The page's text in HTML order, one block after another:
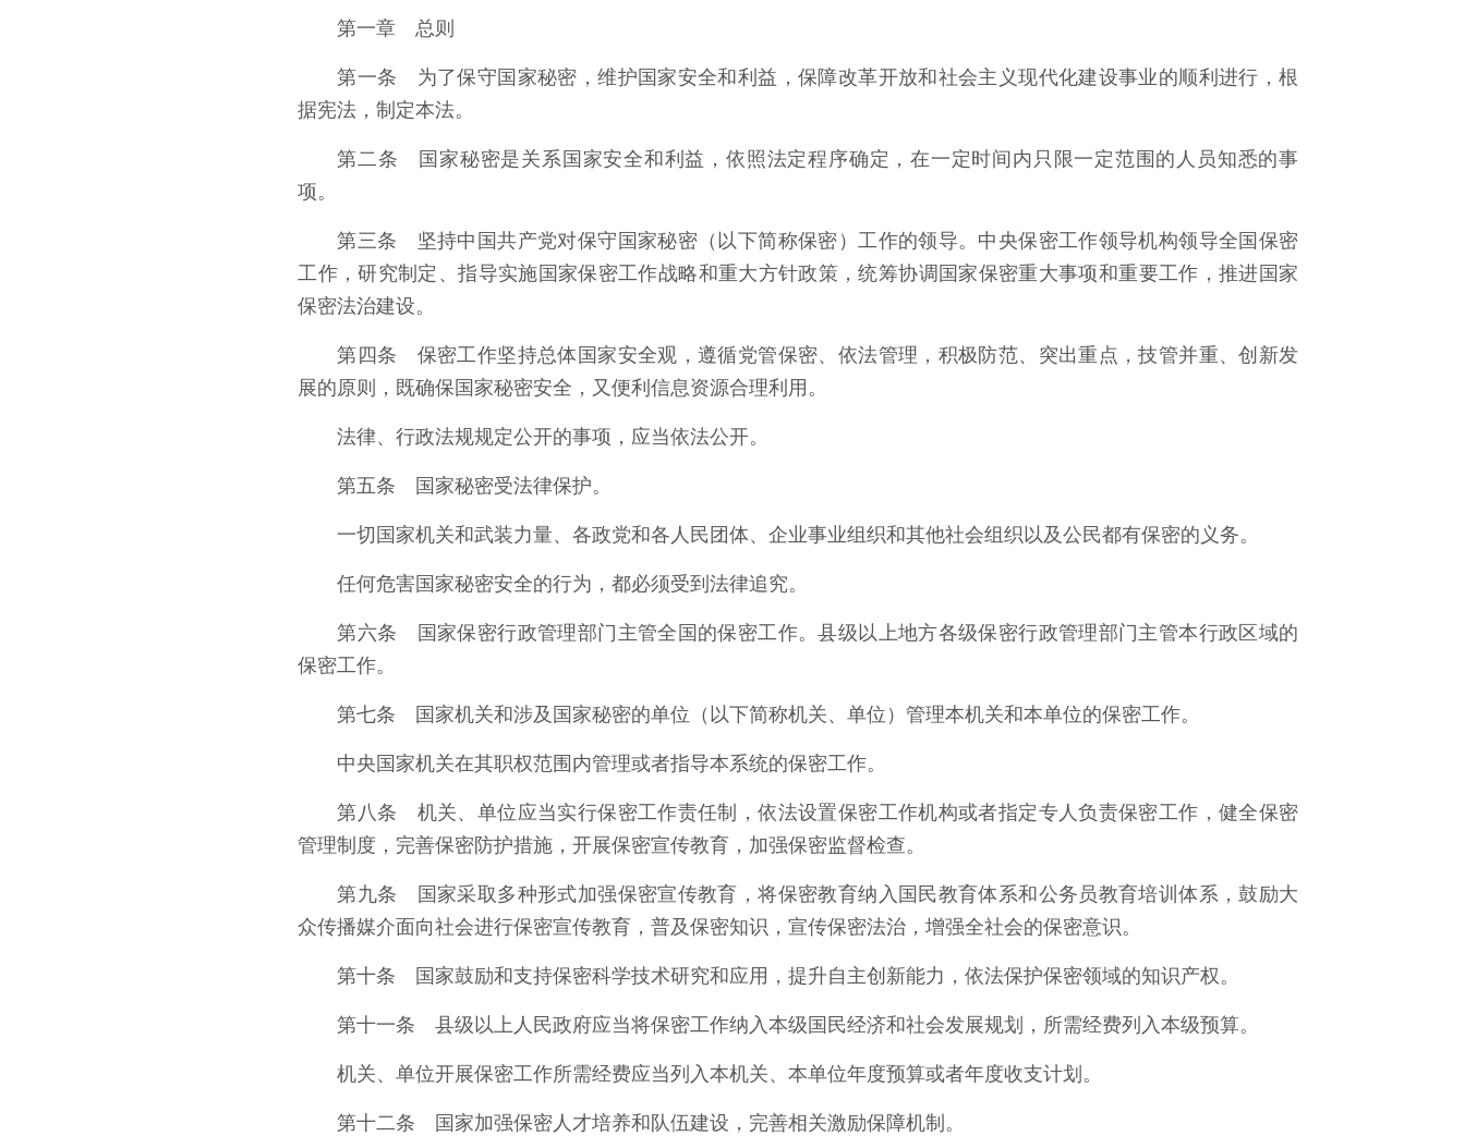
第一章 总则
第一条 为了保守国家秘密，维护国家安全和利益，保障改革开放和社会主义现代化建设事业的顺利进行，根
据宪法，制定本法。
第二条 国家秘密是关系国家安全和利益，依照法定程序确定，在一定时间内只限一定范围的人员知悉的事
项。
第三条 坚持中国共产党对保守国家秘密（以下简称保密）工作的领导。中央保密工作领导机构领导全国保密
工作，研究制定、指导实施国家保密工作战略和重大方针政策，统筹协调国家保密重大事项和重要工作，推进国家
保密法治建设。
第四条 保密工作坚持总体国家安全观，遵循党管保密、依法管理，积极防范、突出重点，技管并重、创新发
展的原则，既确保国家秘密安全，又便利信息资源合理利用。
法律、行政法规规定公开的事项，应当依法公开。
第五条 国家秘密受法律保护。
一切国家机关和武装力量、各政党和各人民团体、企业事业组织和其他社会组织以及公民都有保密的义务。
任何危害国家秘密安全的行为，都必须受到法律追究。
第六条 国家保密行政管理部门主管全国的保密工作。县级以上地方各级保密行政管理部门主管本行政区域的
保密工作。
第七条 国家机关和涉及国家秘密的单位（以下简称机关、单位）管理本机关和本单位的保密工作。
中央国家机关在其职权范围内管理或者指导本系统的保密工作。
第八条 机关、单位应当实行保密工作责任制，依法设置保密工作机构或者指定专人负责保密工作，健全保密
管理制度，完善保密防护措施，开展保密宣传教育，加强保密监督检查。
第九条 国家采取多种形式加强保密宣传教育，将保密教育纳入国民教育体系和公务员教育培训体系，鼓励大
众传播媒介面向社会进行保密宣传教育，普及保密知识，宣传保密法治，增强全社会的保密意识。
第十条 国家鼓励和支持保密科学技术研究和应用，提升自主创新能力，依法保护保密领域的知识产权。
第十一条 县级以上人民政府应当将保密工作纳入本级国民经济和社会发展规划，所需经费列入本级预算。
机关、单位开展保密工作所需经费应当列入本机关、本单位年度预算或者年度收支计划。
第十二条 国家加强保密人才培养和队伍建设，完善相关激励保障机制。